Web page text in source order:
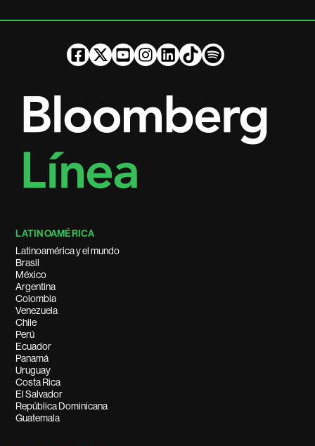
LATINOAMÉRICA
Latinoamérica y el mundo
Brasil
México
Argentina
Colombia
Venezuela
Chile
Perú
Ecuador
Panamá
Uruguay
Costa Rica
El Salvador
República Dominicana
Guatemala